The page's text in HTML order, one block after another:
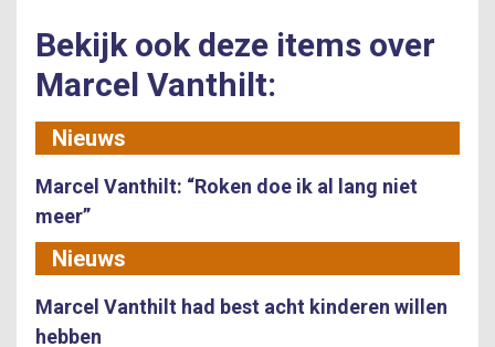
Bekijk ook deze items over
Marcel Vanthilt:
Nieuws
Marcel Vanthilt: “Roken doe ik al lang niet
meer”
Nieuws
Marcel Vanthilt had best acht kinderen willen
hebben